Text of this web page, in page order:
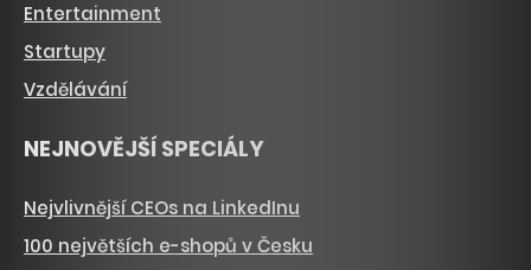
Entertainment
Startupy
Vzdělávání
NEJNOVĚJŠÍ SPECIÁLY
Nejvlivnější CEOs na LinkedInu
100 největších e-shopů v Česku